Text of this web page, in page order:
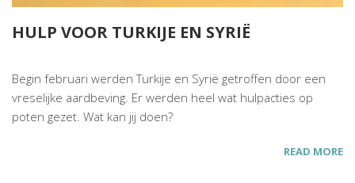
HULP VOOR TURKIJE EN SYRIË
Begin februari werden Turkije en Syrië getroffen door een
vreselijke aardbeving. Er werden heel wat hulpacties op
poten gezet. Wat kan jij doen?
READ MORE